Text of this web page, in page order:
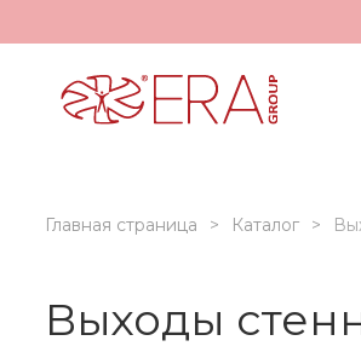
Главная страница Каталог
Выходы